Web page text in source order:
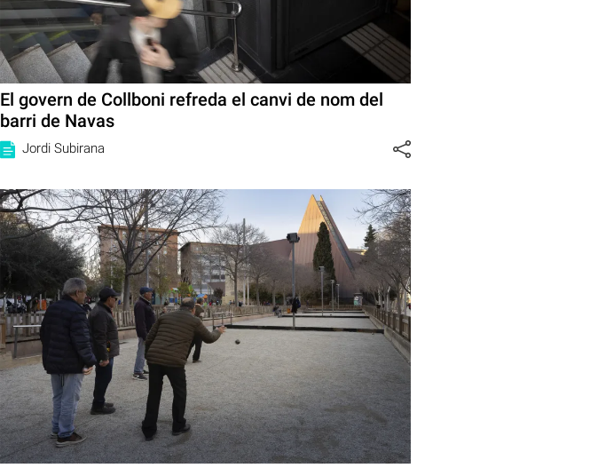
El govern de Collboni refreda el canvi de nom del
barri de Navas
Jordi Subirana